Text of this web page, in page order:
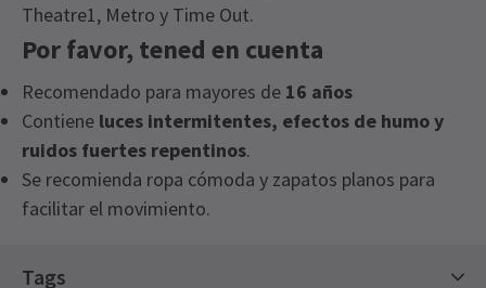
Theatre1, Metro y Time Out.
Por favor, tened en cuenta
Recomendado para mayores de 16 años
Contiene luces intermitentes, efectos de humo y
ruidos fuertes repentinos.
Se recomienda ropa cómoda y zapatos planos para
facilitar el movimiento.
Tags